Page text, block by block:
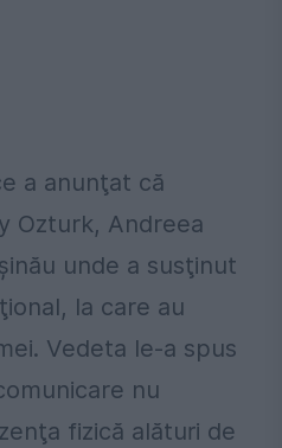
a anunţat că
Ozturk, Andreea
unde a susţinut
la care au
Vedeta le-a spus
nu
fizică alături de